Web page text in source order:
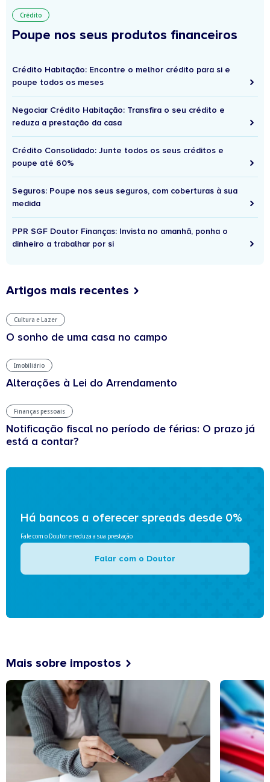
Crédito
Poupe nos seus produtos financeiros
Crédito Habitação: Encontre o melhor crédito para si e
poupe todos os meses
Negociar Crédito Habitação: Transfira o seu crédito e
reduza a prestação da casa
Crédito Consolidado: Junte todos os seus créditos e
poupe até 60%
Seguros: Poupe nos seus seguros, com coberturas à sua
medida
PPR SGF Doutor Finanças: Invista no amanhã, ponha o
dinheiro a trabalhar por si
Artigos mais recentes
Cultura e Lazer
O sonho de uma casa no campo
Imobiliário
Alterações à Lei do Arrendamento
Finanças pessoais
Notificação fiscal no período de férias: O prazo já
está a contar?
Há bancos a oferecer spreads desde 0%
Fale com o Doutor e reduza a sua prestação
Falar com o Doutor
Mais sobre impostos